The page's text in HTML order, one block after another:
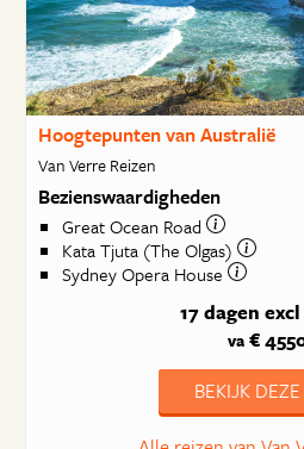
Hoogtepunten van Australië
Van Verre Reizen
Bezienswaardigheden
Great Ocean Road
Kata Tjuta (The Olgas)
Sydney Opera House
17 dagen
va€
BEKIJK DEZE